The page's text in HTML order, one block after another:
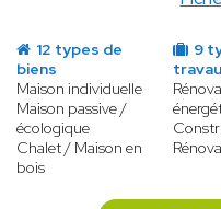
12 types de
biens
Maison individuelle
Maison passive /
écologique
Chalet / Maison en
bois
9